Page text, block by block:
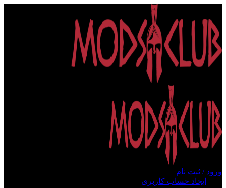
ورود / ثبت نام
ایجاد حساب کاربری